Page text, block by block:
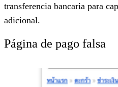
transferencia bancaria para
adicional.
Página de pago falsa